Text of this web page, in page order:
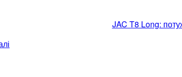
JAC T8 Long: